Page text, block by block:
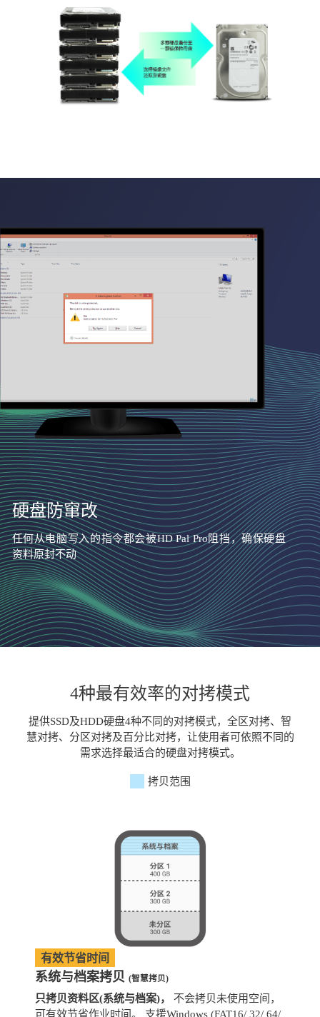
硬盘防窜改
任何从电脑写入的指令都会被HD Pal Pro阻挡，确保硬盘
资料原封不动
4种最有效率的对拷模式
提供SSD及HDD硬盘4种不同的对拷模式，全区对拷、智
慧对拷、分区对拷及百分比对拷，让使用者可依照不同的
需求选择最适合的硬盘对拷模式。
拷贝范围
有效节省时间
系统与档案拷贝(智慧拷贝)
只拷贝资料区(系统与档案)，
不会拷贝未使用空间，
可有效节省作业时间。 支援Windows (FAT16/ 32/ 64/